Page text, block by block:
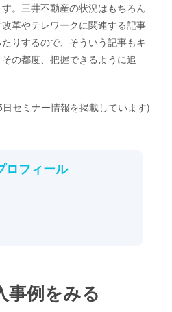
。三井不動産の状況はもちろん
革やテレワークに関連する記事
りするので、そういう記事もキ
の都度、把握できるように追
日セミナー情報を掲載しています)
ロフィール
事例をみる